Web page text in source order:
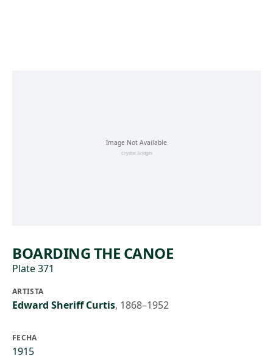
BOARDING THE CANOE
Plate 371
ARTISTA
Edward Sheriff Curtis, 1868–1952
FECHA
1915